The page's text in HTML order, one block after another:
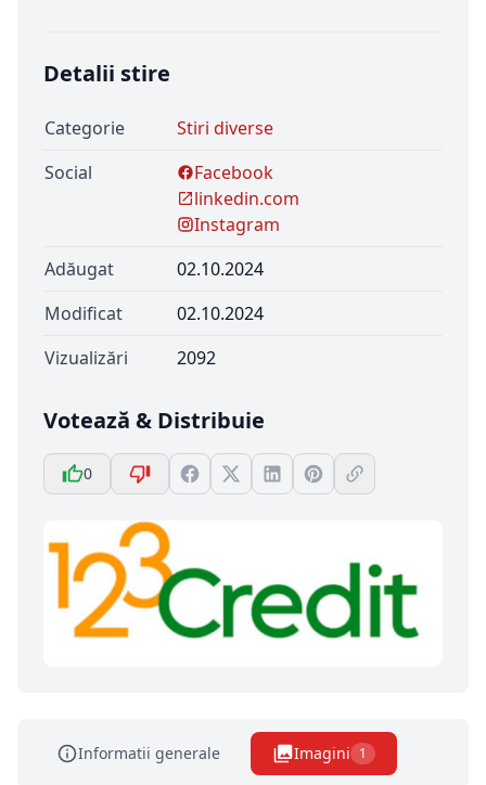
Detalii stire
Categorie
Stiri diverse
Social
Facebook
linkedin.com
Instagram
Adăugat
02.10.2024
Modificat
02.10.2024
Vizualizări
2092
Votează & Distribuie
0
Informatii generale Imagini 1